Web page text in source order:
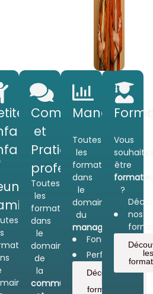
Communication
et
Pratiques
professionnelles
Toutes
les
formations
dans
le
domaine
de
la
communication
Toutes
les
formations
dans
le
domaine
du
management.
Fondamental
Découvrez
formations
Vous
être
?
nos